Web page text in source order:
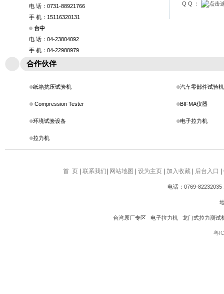
电 话：0731-88921766
手 机：15116320131
台中
电 话：04-23804092
手 机：04-22988979
Q Q ：
合作伙伴
纸箱抗压试验机 汽车零部件试验机
Compression Tester BIFMA仪器
环境试验设备 电子拉力机
拉力机
首 页 联系我们 网站地图 设为主页 加入收藏 后台入口
电话：0769-
台湾原厂专区 电子拉力机 龙门式拉力测
粤